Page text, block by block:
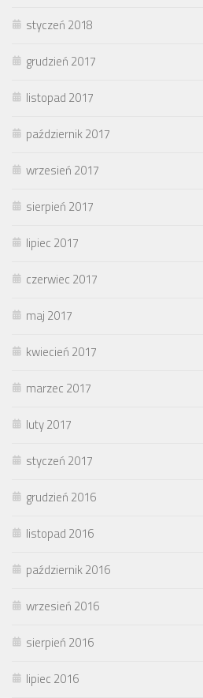
styczeń 2018
grudzień 2017
listopad 2017
październik 2017
wrzesień 2017
sierpień 2017
lipiec 2017
czerwiec 2017
maj 2017
kwiecień 2017
marzec 2017
luty 2017
styczeń 2017
grudzień 2016
listopad 2016
październik 2016
wrzesień 2016
sierpień 2016
lipiec 2016